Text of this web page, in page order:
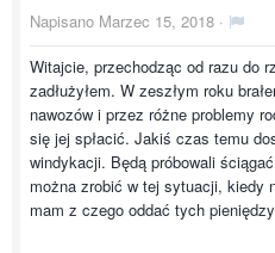
Napisano Marzec 15, 2018 ·
Witajcie, przechodząc od razu do
zadłużyłem. W zeszłym roku
nawozów i przez różne problemy
się jej spłacić. Jakiś czas temu
windykacji. Będą próbowali
można zrobić w tej sytuacji, kiedy
mam z czego oddać tych